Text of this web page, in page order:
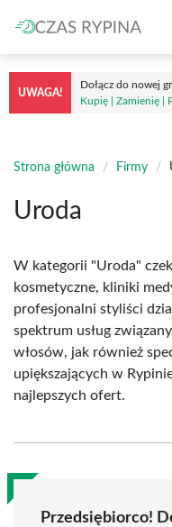
do
treści
UWAGA!
Dołącz do nowej
Kupię | Zamienię |
Strona główna / Firmy /
Uroda
W kategorii "Uroda"
kosmetyczne, kliniki
profesjonalni styliści
spektrum usług
włosów, jak również
upiększających w
najlepszych ofert.
Przedsiębiorco!